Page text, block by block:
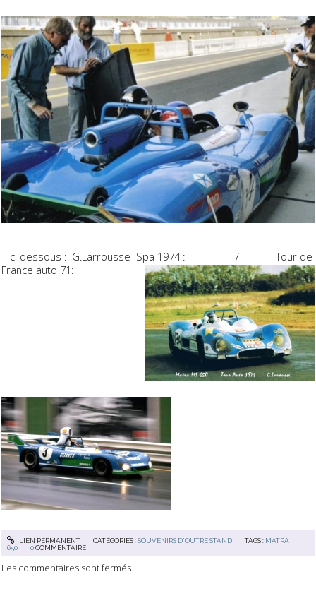
ci dessous : G.Larrousse Spa 1974 : / Tour de
France auto 71:
LIEN PERMANENT CATÉGORIES :SOUVENIRS D'OUTRE STAND TAGS : MATRA
650
0 COMMENTAIRE
Les commentaires sont fermés.